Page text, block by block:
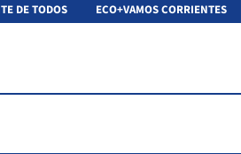
DE TODOS
ECO+VAMOS CORRIENTES